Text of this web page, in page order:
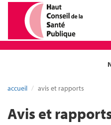
accueil avis et rapports
Avis et